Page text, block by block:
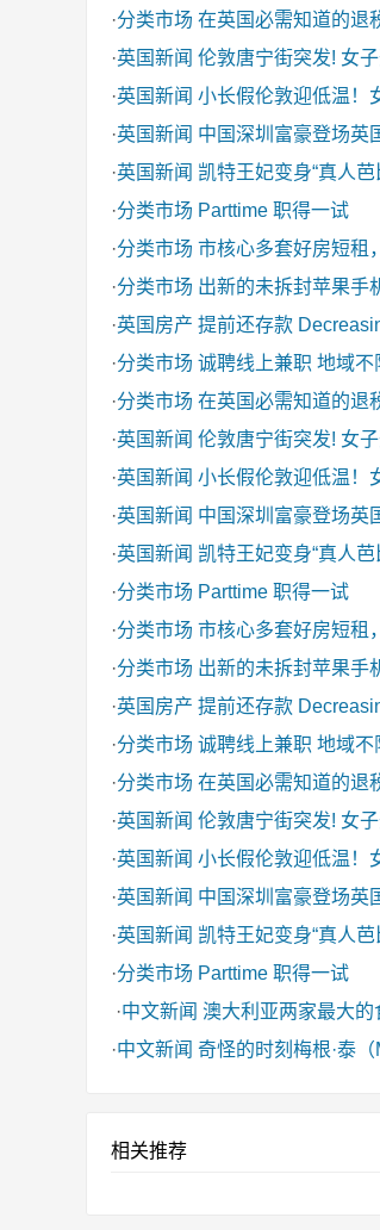
·分类市场 在英国必需知道的退
·英国新闻 伦敦唐宁街突发! 女
·英国新闻 小长假伦敦迎低温！
·英国新闻 中国深圳富豪登场英
·英国新闻 凯特王妃变身“真人芭
·分类市场 Parttime 职得一试
·分类市场 市核心多套好房短租
·分类市场 出新的未拆封苹果手
·英国房产 提前还存款
·分类市场 诚聘线上兼职 地域不
·分类市场 在英国必需知道的退
·英国新闻 伦敦唐宁街突发! 女
·英国新闻 小长假伦敦迎低温！
·英国新闻 中国深圳富豪登场英
·英国新闻 凯特王妃变身“真人芭
·分类市场 Parttime 职得一试
·分类市场 市核心多套好房短租
·分类市场 出新的未拆封苹果手
·英国房产 提前还存款
·分类市场 诚聘线上兼职 地域不
·分类市场 在英国必需知道的退
·英国新闻 伦敦唐宁街突发! 女
·英国新闻 小长假伦敦迎低温！
·英国新闻 中国深圳富豪登场英
·英国新闻 凯特王妃变身“真人芭
·分类市场 Parttime 职得一试
·中文新闻 澳大利亚两家最大
·中文新闻 奇怪的时刻梅根·泰
相关推荐